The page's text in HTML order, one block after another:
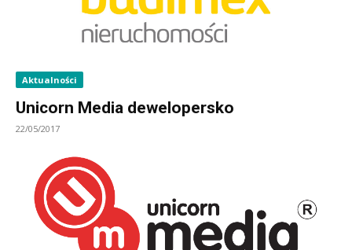
Aktualności
Unicorn Media dewelopersko
22/05/2017